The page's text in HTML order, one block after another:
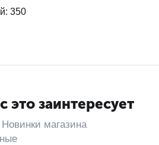
350
это заинтересует
Новинки магазина